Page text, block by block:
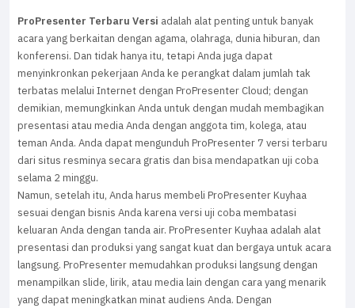
ProPresenter Terbaru Versi adalah alat penting untuk banyak
acara yang berkaitan dengan agama, olahraga, dunia hiburan, dan
konferensi. Dan tidak hanya itu, tetapi Anda juga dapat
menyinkronkan pekerjaan Anda ke perangkat dalam jumlah tak
terbatas melalui Internet dengan ProPresenter Cloud; dengan
demikian, memungkinkan Anda untuk dengan mudah membagikan
presentasi atau media Anda dengan anggota tim, kolega, atau
teman Anda. Anda dapat mengunduh ProPresenter 7 versi terbaru
dari situs resminya secara gratis dan bisa mendapatkan uji coba
selama 2 minggu.
Namun, setelah itu, Anda harus membeli ProPresenter Kuyhaa
sesuai dengan bisnis Anda karena versi uji coba membatasi
keluaran Anda dengan tanda air. ProPresenter Kuyhaa adalah alat
presentasi dan produksi yang sangat kuat dan bergaya untuk acara
langsung. ProPresenter memudahkan produksi langsung dengan
menampilkan slide, lirik, atau media lain dengan cara yang menarik
yang dapat meningkatkan minat audiens Anda. Dengan